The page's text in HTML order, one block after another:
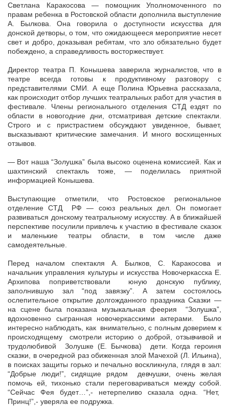
Светлана Каракосова — помощник Уполномоченного по
правам ребенка в Ростовской области дополнила выступление
А. Былкова. Она говорила о доступности искусства для
донской детворы, о том, что ожидающееся мероприятие несет
свет и добро, доказывая ребятам, что зло обязательно будет
побеждено, а справедливость восторжествует.
Директор театра П. Конышева заверила журналистов, что в
театре всегда готовы к продуктивному разговору с
представителями СМИ. А еще Полина Юрьевна рассказала,
как происходит отбор лучших театральных работ для участия в
фестивале. Члены регионального отделения СТД ездят по
области в новогодние дни, отсматривая детские спектакли.
Строго и с пристрастием обсуждают увиденное, бывает,
высказывают критические замечания. И много восхищенных
отзывов.
— Вот наша “Золушка” была высоко оценена комиссией. Как и
шахтинский спектакль тоже, — поделилась приятной
информацией Конышева.
Выступающие отметили, что Ростовское региональное
отделение СТД РФ — союз реальных дел. Он помогает
развиваться донскому театральному искусству. А в ближайшей
перспективе посулили привлечь к участию в фестивале сказок
и маленькие театры области, в том числе даже
самодеятельные.
Перед началом спектакля А. Былков, С. Каракосова и
начальник управления культуры и искусства Новочеркасска Е.
Архипова поприветствовали юную донскую публику,
заполнившую зал “под завязку”. А затем состоялось
ослепительное открытие долгожданного праздника Сказки —
на сцене была показана музыкальная феерия “Золушка”,
вдохновенно сыгранная новочеркасскими актерами. Было
интересно наблюдать, как внимательно, с полным доверием к
происходящему смотрели историю о доброй, отзывчивой и
трудолюбивой Золушке (Е. Бычкова) дети. Когда героиня
сказки, в очередной раз обиженная злой Мачехой (Л. Ильина),
в поисках защиты горько и печально воскликнула, глядя в зал:
“Добрые люди!”, сидящие рядом девчушки, очень желая
помочь ей, тихонько стали переговариваться между собой.
“Сейчас Фея будет…”,- нетерпеливо сказала одна. “Нет,
Принц!”,- уверяла ее подружка.